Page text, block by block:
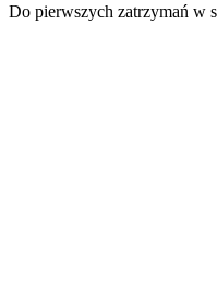
Do pierwszych zatrzymań w